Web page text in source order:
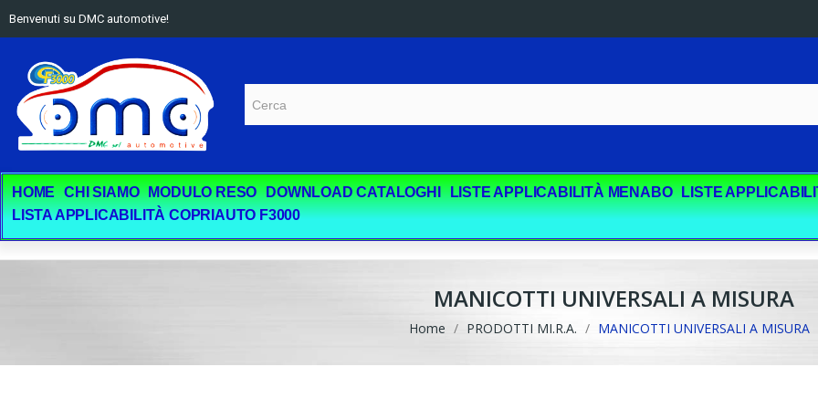
Benvenuti su DMC automotive!
HOME CHI SIAMO MODULO RESO DOWNLOAD CATALOGHI LISTE APPLICABILITÀ MENABO LISTE
LISTA APPLICABILITÀ COPRIAUTO F3000
MANICOTTI UNIVERSALI A MISURA
Home PRODOTTI MI.R.A. MANICOTTI UNIVERSALI A MISURA